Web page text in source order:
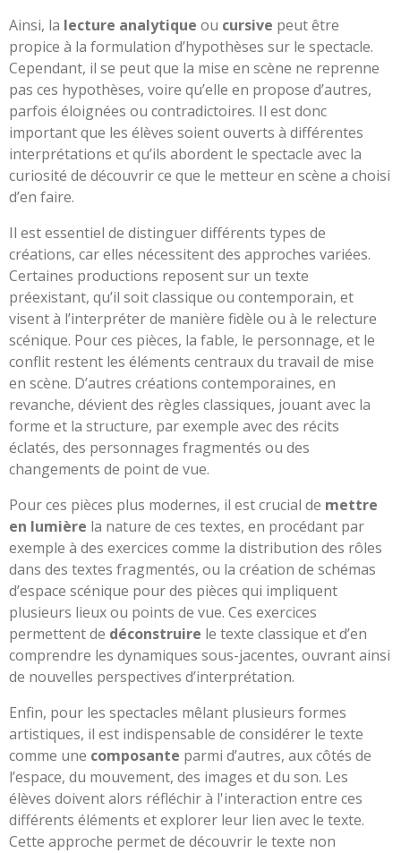
Ainsi, la lecture analytique ou cursive peut être
propice à la formulation d’hypothèses sur le spectacle.
Cependant, il se peut que la mise en scène ne reprenne
pas ces hypothèses, voire qu’elle en propose d’autres,
parfois éloignées ou contradictoires. Il est donc
important que les élèves soient ouverts à différentes
interprétations et qu’ils abordent le spectacle avec la
curiosité de découvrir ce que le metteur en scène a choisi
d’en faire.
Il est essentiel de distinguer différents types de
créations, car elles nécessitent des approches variées.
Certaines productions reposent sur un texte
préexistant, qu’il soit classique ou contemporain, et
visent à l’interpréter de manière fidèle ou à le relecture
scénique. Pour ces pièces, la fable, le personnage, et le
conflit restent les éléments centraux du travail de mise
en scène. D’autres créations contemporaines, en
revanche, dévient des règles classiques, jouant avec la
forme et la structure, par exemple avec des récits
éclatés, des personnages fragmentés ou des
changements de point de vue.
Pour ces pièces plus modernes, il est crucial de mettre
en lumière la nature de ces textes, en procédant par
exemple à des exercices comme la distribution des rôles
dans des textes fragmentés, ou la création de schémas
d’espace scénique pour des pièces qui impliquent
plusieurs lieux ou points de vue. Ces exercices
permettent de déconstruire le texte classique et d’en
comprendre les dynamiques sous-jacentes, ouvrant ainsi
de nouvelles perspectives d’interprétation.
Enfin, pour les spectacles mêlant plusieurs formes
artistiques, il est indispensable de considérer le texte
comme une composante parmi d’autres, aux côtés de
l’espace, du mouvement, des images et du son. Les
élèves doivent alors réfléchir à l'interaction entre ces
différents éléments et explorer leur lien avec le texte.
Cette approche permet de découvrir le texte non